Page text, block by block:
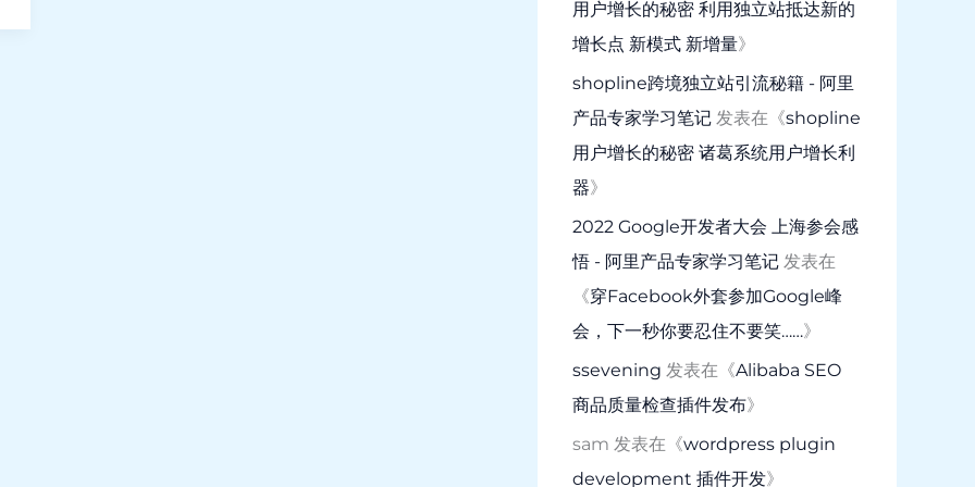
用户增长的秘密 利用独立站抵达新的
增长点 新模式 新增量》
shopline跨境独立站引流秘籍 - 阿里
产品专家学习笔记 发表在《shopline
用户增长的秘密 诸葛系统用户增长利
器》
2022 Google开发者大会 上海参会感
悟 - 阿里产品专家学习笔记 发表在
《穿Facebook外套参加Google峰
会，下一秒你要忍住不要笑……》
ssevening 发表在《Alibaba SEO
商品质量检查插件发布》
sam 发表在《wordpress plugin
development 插件开发》